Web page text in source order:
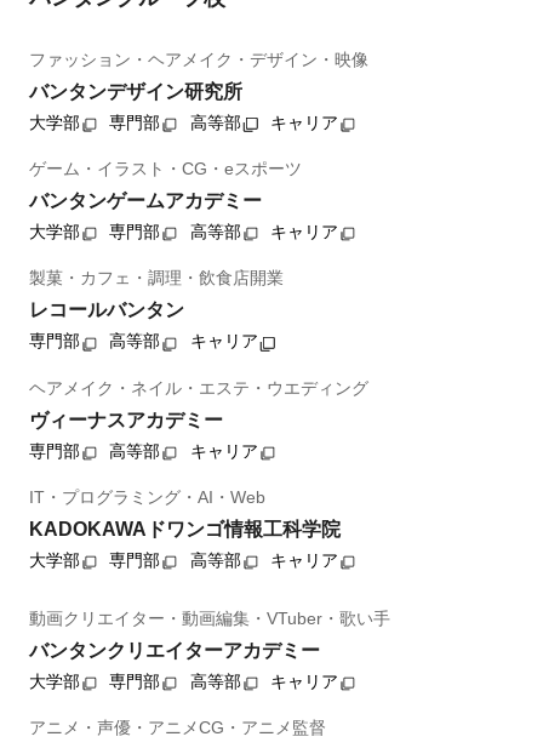
ファッション・ヘアメイク・デザイン・映像
バンタンデザイン研究所
大学部 専門部 高等部 キャリア
ゲーム・イラスト・CG・eスポーツ
バンタンゲームアカデミー
大学部 専門部 高等部 キャリア
製菓・カフェ・調理・飲食店開業
レコールバンタン
専門部 高等部 キャリア
ヘアメイク・ネイル・エステ・ウエディング
ヴィーナスアカデミー
専門部 高等部 キャリア
IT・プログラミング・AI・Web
KADOKAWAドワンゴ情報工科学院
大学部 専門部 高等部 キャリア
動画クリエイター・動画編集・VTuber・歌い手
バンタンクリエイターアカデミー
大学部 専門部 高等部 キャリア
アニメ・声優・アニメCG・アニメ監督